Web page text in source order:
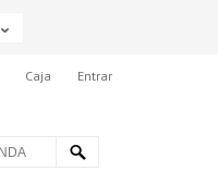
Caja Entrar